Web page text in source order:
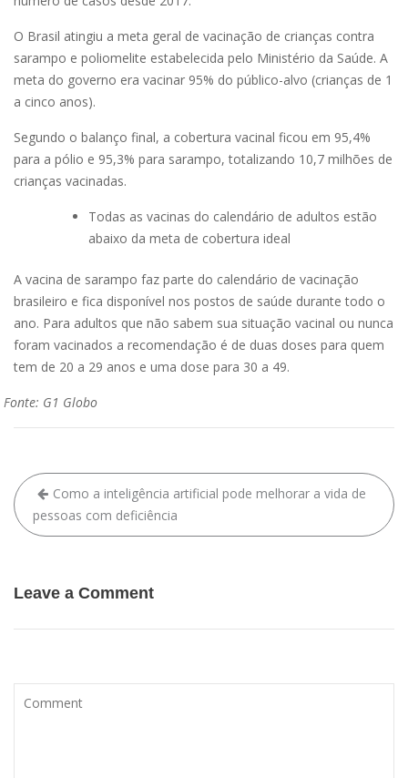
O Brasil atingiu a meta geral de vacinação de crianças contra
sarampo e poliomelite estabelecida pelo Ministério da Saúde. A
meta do governo era vacinar 95% do público-alvo (crianças de 1
a cinco anos).
Segundo o balanço final, a cobertura vacinal ficou em 95,4%
para a pólio e 95,3% para sarampo, totalizando 10,7 milhões de
crianças vacinadas.
Todas as vacinas do calendário de adultos estão
abaixo da meta de cobertura ideal
A vacina de sarampo faz parte do calendário de vacinação
brasileiro e fica disponível nos postos de saúde durante todo o
ano. Para adultos que não sabem sua situação vacinal ou nunca
foram vacinados a recomendação é de duas doses para quem
tem de 20 a 29 anos e uma dose para 30 a 49.
Fonte: G1 Globo
Como a inteligência artificial pode melhorar a vida de
pessoas com deficiência
Leave a Comment